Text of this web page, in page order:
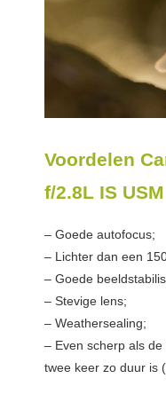
Voordelen
f/2.8L IS
– Goede autofocus;
– Lichter dan een
– Goede
– Stevige lens;
– Weathersealing;
– Even scherp als
twee keer zo duur is